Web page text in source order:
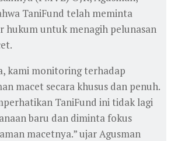
TaniFund telah meminta
hukum untuk menagih pelunasan
kami monitoring terhadap
macet secara khusus dan penuh.
TaniFund ini tidak lagi
baru dan diminta fokus
macetnya.” ujar Agusman